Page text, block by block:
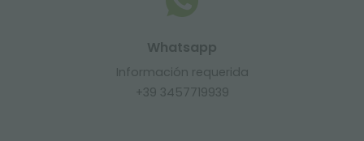
Whatsapp
Información requerida
+39 3457719939